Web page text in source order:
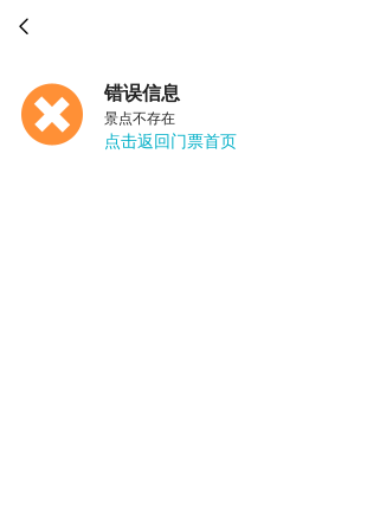

错误信息
景点不存在
点击返回门票首页